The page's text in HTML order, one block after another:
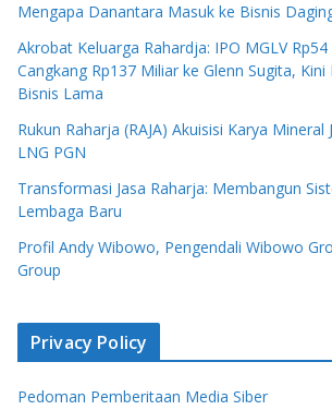
Mengapa Danantara Masuk ke Bisnis
Akrobat Keluarga Rahardja: IPO MGLV Rp54
Cangkang Rp137 Miliar ke Glenn Sugita,
Bisnis Lama
Rukun Raharja (RAJA) Akuisisi Karya
LNG PGN
Transformasi Jasa Raharja: Membangun
Lembaga Baru
Profil Andy Wibowo, Pengendali Wibowo
Group
Privacy Policy
Pedoman Pemberitaan Media Siber